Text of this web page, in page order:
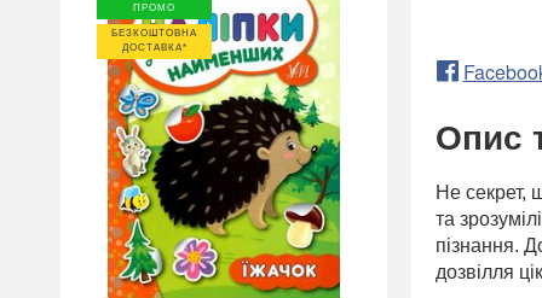
ПРОМО
БЕЗКОШТОВНА
ДОСТАВКА*
Опис
Не секрет,
та
пізнання.
дозвілля